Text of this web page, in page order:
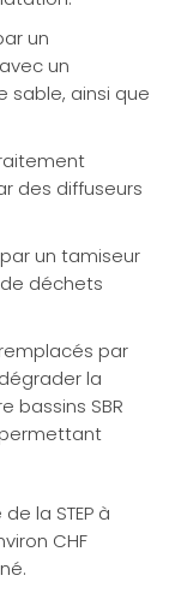
un
un
sable, ainsi que
des diffuseurs
un tamiseur
déchets
par
la
bassins SBR
la STEP à
CHF